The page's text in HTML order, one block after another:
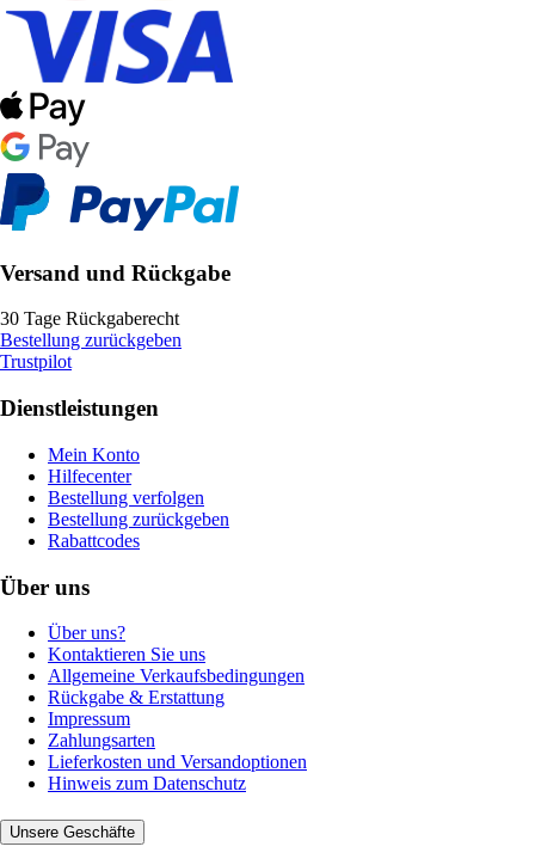
Versand und Rückgabe
30 Tage Rückgaberecht
Bestellung zurückgeben
Trustpilot
Dienstleistungen
Mein Konto
Hilfecenter
Bestellung verfolgen
Bestellung zurückgeben
Rabattcodes
Über uns
Über uns?
Kontaktieren Sie uns
Allgemeine Verkaufsbedingungen
Rückgabe & Erstattung
Impressum
Zahlungsarten
Lieferkosten und Versandoptionen
Hinweis zum Datenschutz
Unsere Geschäfte